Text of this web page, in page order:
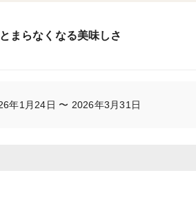
まらなくなる美味しさ
年1月24日 〜 2026年3月31日